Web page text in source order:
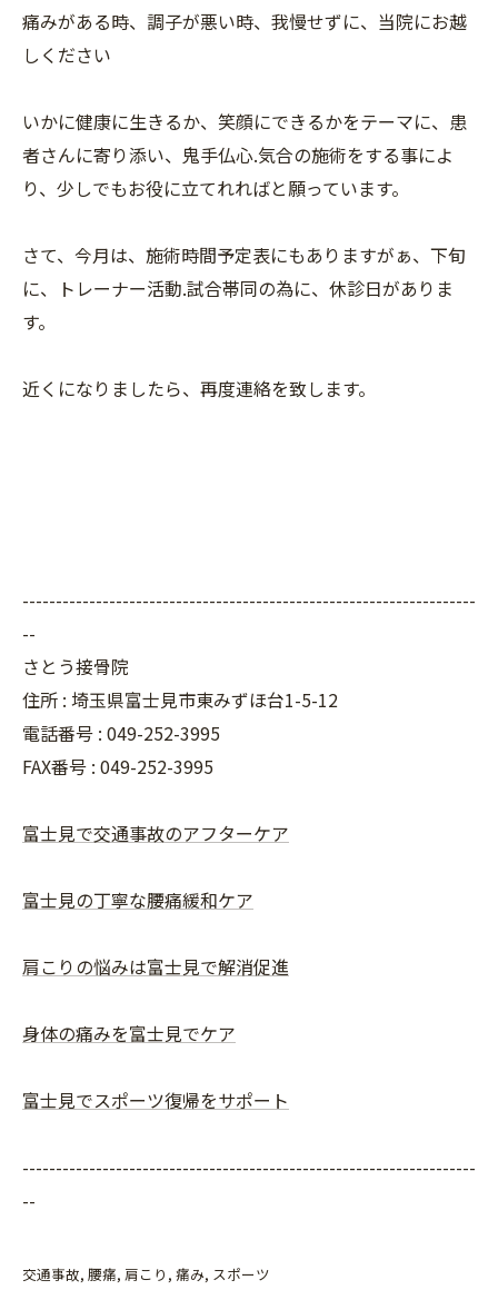
痛みがある時、調子が悪い時、我慢せずに、当院にお越
しください
いかに健康に生きるか、笑顔にできるかをテーマに、患
者さんに寄り添い、鬼手仏心.気合の施術をする事によ
り、少しでもお役に立てれればと願っています。
さて、今月は、施術時間予定表にもありますがぁ、下旬
に、トレーナー活動.試合帯同の為に、休診日がありま
す。
近くになりましたら、再度連絡を致します。
--------------------------------------------------------------------
--
さとう接骨院
住所 : 埼玉県富士見市東みずほ台1-5-12
電話番号 : 049-252-3995
FAX番号 : 049-252-3995
富士見で交通事故のアフターケア
富士見の丁寧な腰痛緩和ケア
肩こりの悩みは富士見で解消促進
身体の痛みを富士見でケア
富士見でスポーツ復帰をサポート
--------------------------------------------------------------------
--
交通事故 腰痛 肩こり 痛み スポーツ